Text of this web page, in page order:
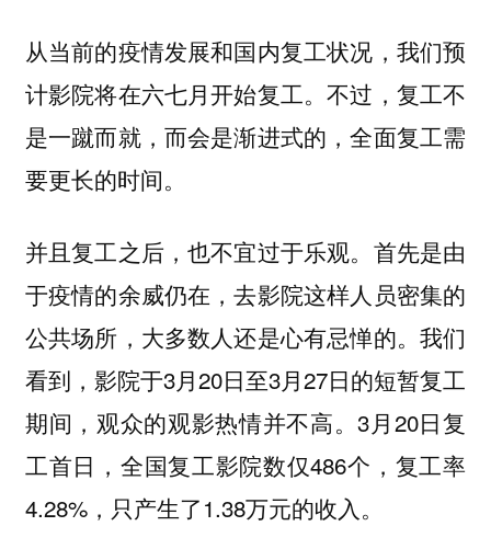
从当前的疫情发展和国内复工状况，我们预
计影院将在六七月开始复工。不过，复工不
是一蹴而就，而会是渐进式的，全面复工需
要更长的时间。
并且复工之后，也不宜过于乐观。首先是由
于疫情的余威仍在，去影院这样人员密集的
公共场所，大多数人还是心有忌惮的。我们
看到，影院于3月20日至3月27日的短暂复工
期间，观众的观影热情并不高。3月20日复
工首日，全国复工影院数仅486个，复工率
4.28%，只产生了1.38万元的收入。